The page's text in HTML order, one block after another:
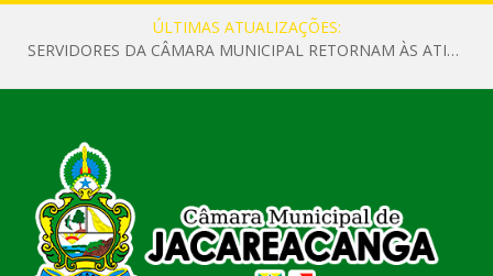
ÚLTIMAS ATUALIZAÇÕES:
SERVIDORES DA CÂMARA MUNICIPAL RETORNAM ÀS ATIVIDADES APÓS O RECESSO PARLAMENTAR